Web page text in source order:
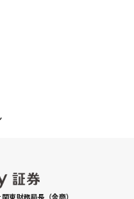
東財務局長（金商）